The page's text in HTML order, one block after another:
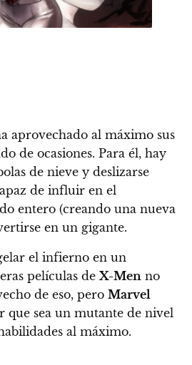
aprovechado al máximo sus
de ocasiones. Para él, hay
de nieve y deslizarse
de influir en el
entero (creando una nueva
en un gigante.
el infierno en un
películas de X-Men no
de eso, pero Marvel
que sea un mutante de nivel
al máximo.